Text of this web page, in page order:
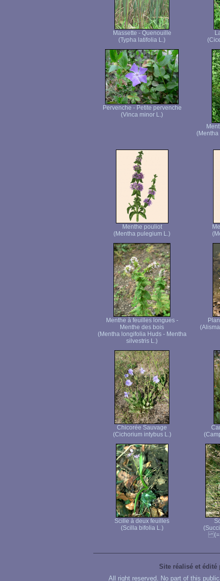
Massette - Quenouille
(Typha latifolia L.)
Pervenche - Petite pervenche
(Vinca minor L.)
Menthe pouliot
(Mentha pulegium L.)
Menthe à feuilles longues -
Menthe des bois
(Mentha longifolia Huds - Mentha
silvestris L.)
Chicorée Sauvage
(Cichorium intybus L.)
Scille à deux feuilles
(Scilla bifolia L.)
Site réalisé et édité
All right reserved. No part of this